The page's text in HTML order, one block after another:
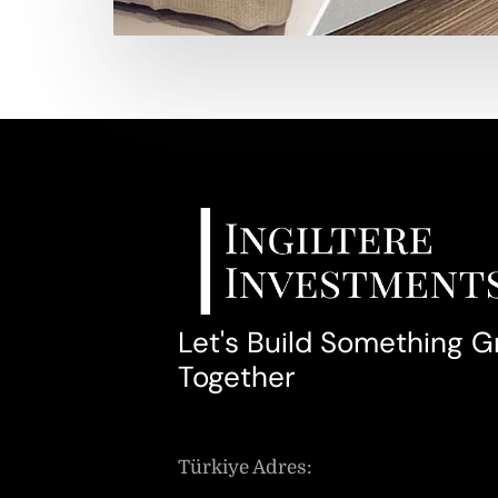
Let's Build Something
Together
Türkiye Adres: